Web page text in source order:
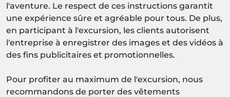
l'aventure. Le respect de ces instructions garantit
une expérience sûre et agréable pour tous. De plus,
en participant à l'excursion, les clients autorisent
l'entreprise à enregistrer des images et des vidéos à
des fins publicitaires et promotionnelles.
Pour profiter au maximum de l'excursion, nous
recommandons de porter des vêtements